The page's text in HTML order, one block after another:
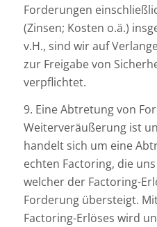
Forderungen
(Zinsen; Kosten o.ä.)
v.H., sind wir auf
zur Freigabe von
verpflichtet.
9. Eine Abtretung von
Weiterveräußerung ist
handelt sich um eine
echten Factoring, die
welcher der Factoring-
Forderung übersteigt.
Factoring-Erlöses wird